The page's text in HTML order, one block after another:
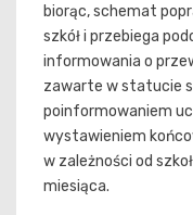
biorąc, schemat
szkół i przebiega
informowania o
zawarte w statucie
poinformowaniem
wystawieniem
w zależności od
miesiąca.